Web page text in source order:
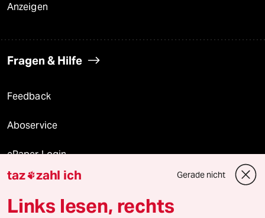
Anzeigen
Fragen & Hilfe
Feedback
Aboservice
ePaper Login
Downloads für Abonnierende
taz zahl ich Gerade nicht
Links lesen, rechts